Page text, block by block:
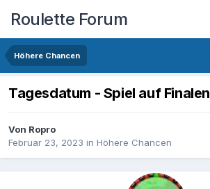
Roulette Forum
Höhere Chancen
Tagesdatum - Spiel auf Finalen
Von Ropro
Februar 23, 2023 in Höhere Chancen